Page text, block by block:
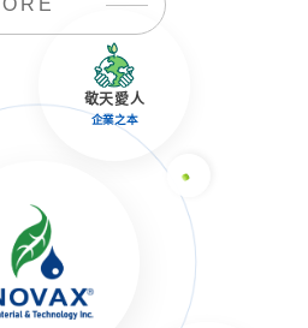
敬天愛人
企業之本